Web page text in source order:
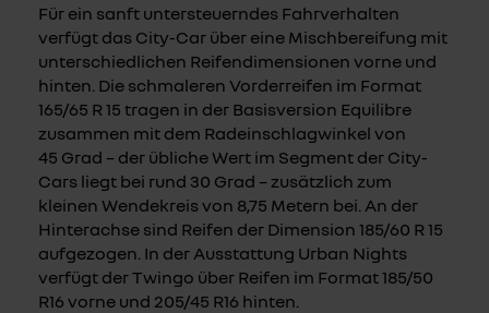
Für ein sanft untersteuerndes Fahrverhalten
verfügt das City-Car über eine Mischbereifung mit
unterschiedlichen Reifendimensionen vorne und
hinten. Die schmaleren Vorderreifen im Format
165/65 R 15 tragen in der Basisversion Equilibre
zusammen mit dem Radeinschlagwinkel von
45 Grad – der übliche Wert im Segment der City-
Cars liegt bei rund 30 Grad – zusätzlich zum
kleinen Wendekreis von 8,75 Metern bei. An der
Hinterachse sind Reifen der Dimension 185/60 R 15
aufgezogen. In der Ausstattung Urban Nights
verfügt der Twingo über Reifen im Format 185/50
R16 vorne und 205/45 R16 hinten.